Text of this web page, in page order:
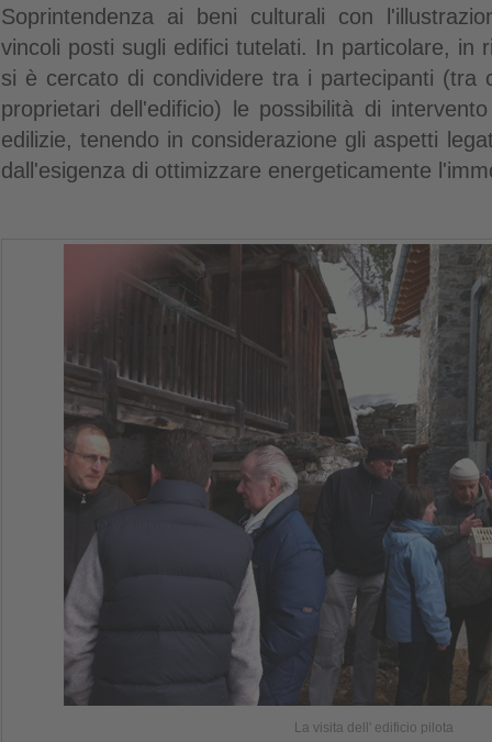
Soprintendenza ai beni culturali con
vincoli posti sugli edifici tutelati. In particolare, in
si è cercato di condividere tra i partecipanti (tra
proprietari dell'edificio) le possibilità di
edilizie, tenendo in considerazione gli aspetti
dall'esigenza di ottimizzare energeticamente
La visita dell' edificio pilota